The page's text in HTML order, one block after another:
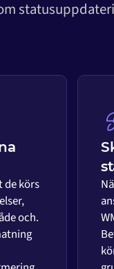
de körs
och.